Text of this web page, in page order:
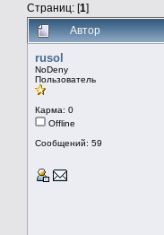
Страниц: [1]
Автор
rusol
NoDeny
Пользователь
Карма: 0
Offline
Сообщений: 59